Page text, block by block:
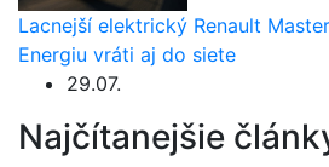
Lacnejší elektrický Renault
Energiu vráti aj do siete
29.07.
Najčítanejšie